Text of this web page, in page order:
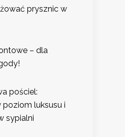
prysznic w
– dla
pościel:
poziom luksusu i
sypialni